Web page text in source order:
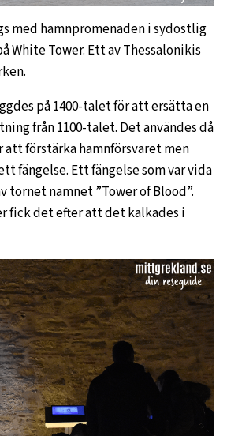
med hamnpromenaden i sydostlig
White Tower. Ett av Thessalonikis
på 1400-talet för att ersätta en
från 1100-talet. Det användes då
att förstärka hamnförsvaret men
fängelse. Ett fängelse som var vida
tornet namnet ”Tower of Blood”.
fick det efter att det kalkades i